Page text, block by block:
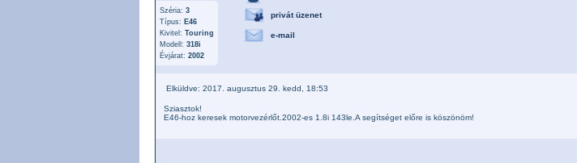
Széria: 3
Típus: E46
Kivitel: Touring
Modell: 318i
Évjárat: 2002
privát üzenet
e-mail
Elküldve: 2017. augusztus 29. kedd, 18:53
Sziasztok!
E46-hoz keresek motorvezérlőt.2002-es 1.8i 143le.A segítséget előre is köszönöm!